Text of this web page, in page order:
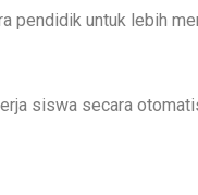
pendidik untuk lebih
siswa secara